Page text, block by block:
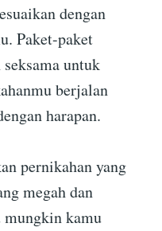
dengan
Paket-paket
untuk
berjalan
harapan.
pernikahan yang
megah dan
mungkin kamu